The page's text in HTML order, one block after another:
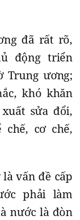
đã rất rõ,
động triển
Trung ương;
khó khăn
sửa đổi,
cơ chế,
vấn đề cấp
phải làm
nước là đòn